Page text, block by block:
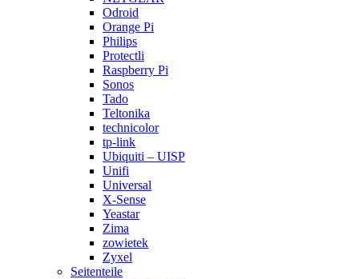
Odroid
Orange Pi
Philips
Protectli
Raspberry Pi
Sonos
Tado
Teltonika
technicolor
tp-link
Ubiquiti – UISP
Unifi
Universal
X-Sense
Yeastar
Zima
zowietek
Zyxel
Seitenteile